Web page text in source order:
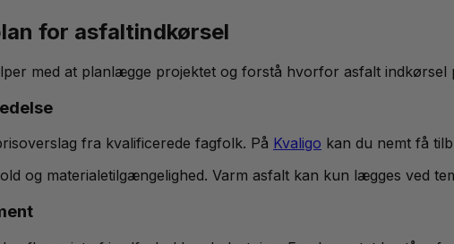
for asfaltindkørsel
med at planlægge projektet og forstå hvorfor asfalt
fra kvalificerede fagfolk. På Kvaligo kan du nemt få
og materialetilgængelighed. Varm asfalt kan kun lægges ved